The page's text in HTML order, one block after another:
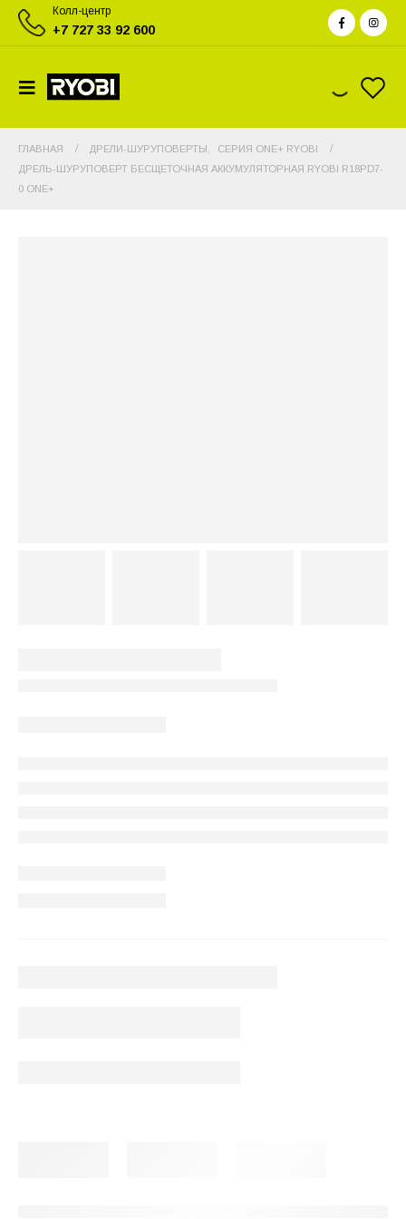
Колл-центр
+7 727 33 92 600
ГЛАВНАЯ ДРЕЛИ-ШУРУПОВЕРТЫ
СЕРИЯ ONE+ RYOBI
ДРЕЛЬ-ШУРУПОВЕРТ БЕСЩЕТОЧНАЯ АККУМУЛЯТОРНАЯ RYOBI R18PD7-
0 ONE+